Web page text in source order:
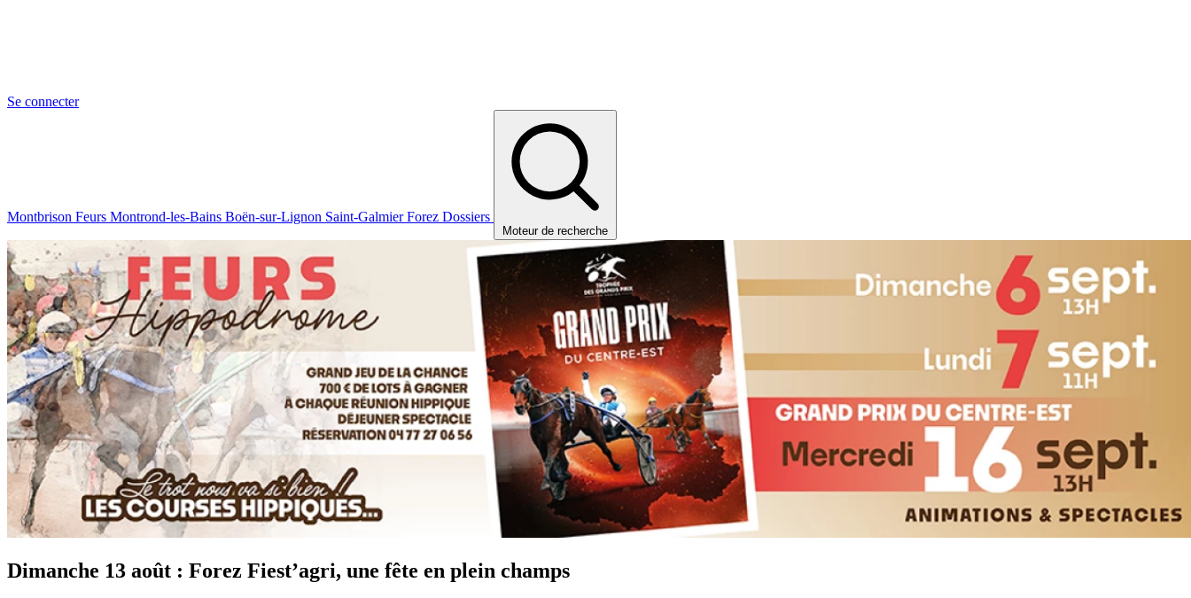
Se connecter
Montbrison Feurs Montrond-les-Bains Boën-sur-Lignon Saint-GalmierForez Dossiers
Moteur de recherche
Dimanche 13 août : Forez Fiest’agri, une fête en plein champs